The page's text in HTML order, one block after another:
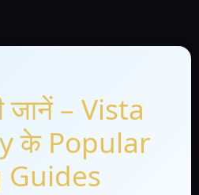
जानें – Vista
के Popular
Guides